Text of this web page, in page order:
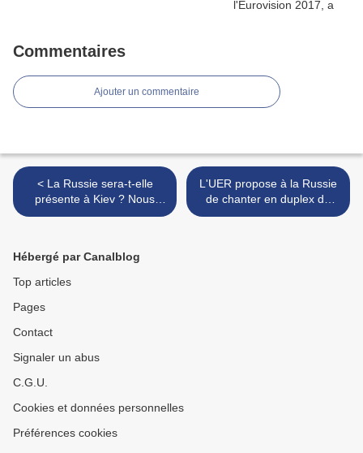
Commentaires
Ajouter un commentaire
< La Russie sera-t-elle
présente à Kiev ? Nous
l'espérons mais l'Ukraine
L'UER propose à la Russie
de chanter en duplex de
Russie... mais l'Ukraine
Hébergé par Canalblog
Top articles
Pages
Contact
Signaler un abus
C.G.U.
Cookies et données personnelles
Préférences cookies